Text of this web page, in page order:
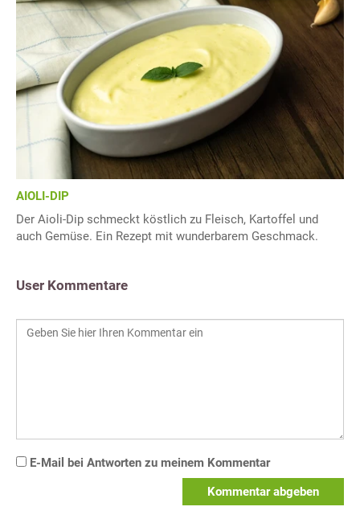
AIOLI-DIP
Der Aioli-Dip schmeckt köstlich zu Fleisch, Kartoffel und
auch Gemüse. Ein Rezept mit wunderbarem Geschmack.
User Kommentare
E-Mail bei Antworten zu meinem Kommentar
Kommentar abgeben